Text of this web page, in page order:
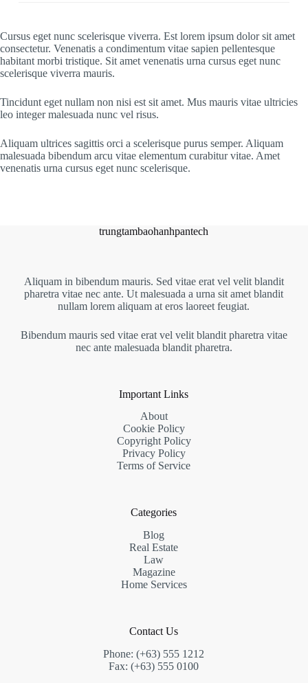
Cursus eget nunc scelerisque viverra. Est lorem ipsum dolor sit amet
consectetur. Venenatis a condimentum vitae sapien pellentesque
habitant morbi tristique. Sit amet venenatis urna cursus eget nunc
scelerisque viverra mauris.
Tincidunt eget nullam non nisi est sit amet. Mus mauris vitae ultricies
leo integer malesuada nunc vel risus.
Aliquam ultrices sagittis orci a scelerisque purus semper. Aliquam
malesuada bibendum arcu vitae elementum curabitur vitae. Amet
venenatis urna cursus eget nunc scelerisque.
trungtambaohanhpantech
Aliquam in bibendum mauris. Sed vitae erat vel velit blandit
pharetra vitae nec ante. Ut malesuada a urna sit amet blandit
nullam lorem aliquam at eros laoreet feugiat.
Bibendum mauris sed vitae erat vel velit blandit pharetra vitae
nec ante malesuada blandit pharetra.
Important Links
About
Cookie Policy
Copyright Policy
Privacy Policy
Terms of Service
Categories
Blog
Real Estate
Law
Magazine
Home Services
Contact Us
Phone: (+63) 555 1212
Fax: (+63) 555 0100